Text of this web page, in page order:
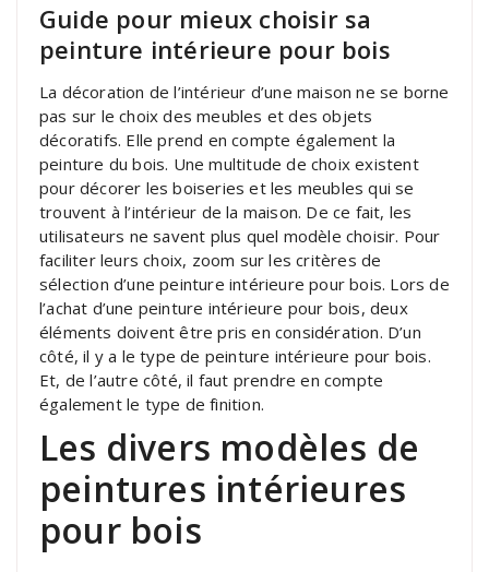
Guide pour mieux choisir sa
peinture intérieure pour bois
La décoration de l’intérieur d’une maison ne se borne
pas sur le choix des meubles et des objets
décoratifs. Elle prend en compte également la
peinture du bois. Une multitude de choix existent
pour décorer les boiseries et les meubles qui se
trouvent à l’intérieur de la maison. De ce fait, les
utilisateurs ne savent plus quel modèle choisir. Pour
faciliter leurs choix, zoom sur les critères de
sélection d’une peinture intérieure pour bois. Lors de
l’achat d’une peinture intérieure pour bois, deux
éléments doivent être pris en considération. D’un
côté, il y a le type de peinture intérieure pour bois.
Et, de l’autre côté, il faut prendre en compte
également le type de finition.
Les divers modèles de
peintures intérieures
pour bois